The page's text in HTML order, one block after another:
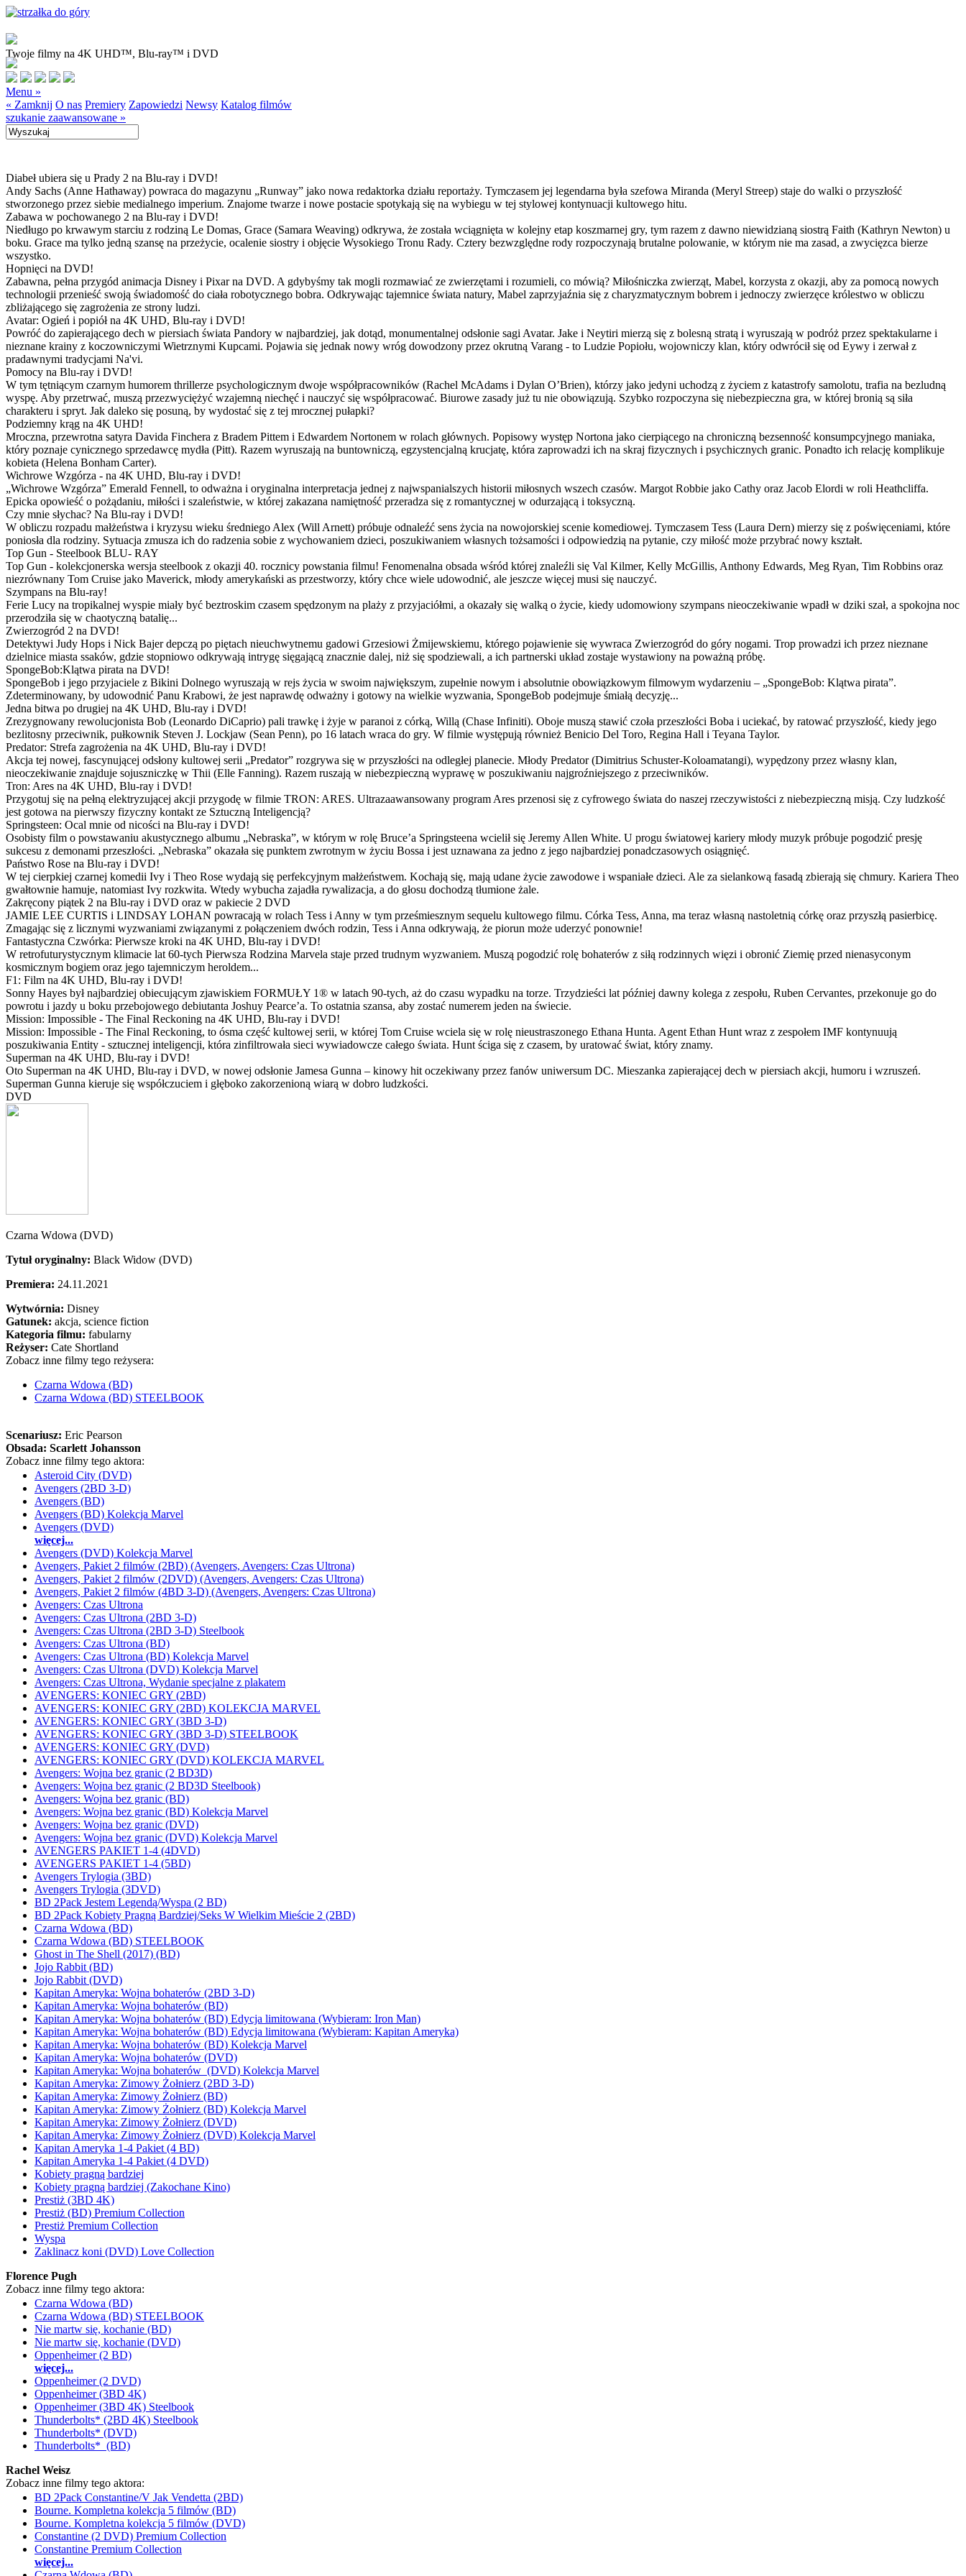
Twoje filmy na 4K UHD™, Blu-ray™ i DVD
Menu »
« Zamknij O nas Premiery Zapowiedzi Newsy Katalog filmów
szukanie zaawansowane »
Diabeł ubiera się u Prady 2 na Blu-ray i DVD!
Andy Sachs (Anne Hathaway) powraca do magazynu „Runway” jako nowa redaktorka działu reportaży. Tymczasem jej legendarna była szefowa Miranda (Meryl Streep) staje do walki o przyszłość
stworzonego przez siebie medialnego imperium. Znajome twarze i nowe postacie spotykają się na wybiegu w tej stylowej kontynuacji kultowego hitu.
Zabawa w pochowanego 2 na Blu-ray i DVD!
Niedługo po krwawym starciu z rodziną Le Domas, Grace (Samara Weaving) odkrywa, że została wciągnięta w kolejny etap koszmarnej gry, tym razem z dawno niewidzianą siostrą Faith (Kathryn Newton) u
boku. Grace ma tylko jedną szansę na przeżycie, ocalenie siostry i objęcie Wysokiego Tronu Rady. Cztery bezwzględne rody rozpoczynają brutalne polowanie, w którym nie ma zasad, a zwycięzca bierze
wszystko.
Hopnięci na DVD!
Zabawna, pełna przygód animacja Disney i Pixar na DVD. A gdybyśmy tak mogli rozmawiać ze zwierzętami i rozumieli, co mówią? Miłośniczka zwierząt, Mabel, korzysta z okazji, aby za pomocą nowych
technologii przenieść swoją świadomość do ciała robotycznego bobra. Odkrywając tajemnice świata natury, Mabel zaprzyjaźnia się z charyzmatycznym bobrem i jednoczy zwierzęce królestwo w obliczu
zbliżającego się zagrożenia ze strony ludzi.
Avatar: Ogień i popiół na 4K UHD, Blu-ray i DVD!
Powróć do zapierającego dech w piersiach świata Pandory w najbardziej, jak dotąd, monumentalnej odsłonie sagi Avatar. Jake i Neytiri mierzą się z bolesną stratą i wyruszają w podróż przez spektakularne i
nieznane krainy z koczowniczymi Wietrznymi Kupcami. Pojawia się jednak nowy wróg dowodzony przez okrutną Varang - to Ludzie Popiołu, wojowniczy klan, który odwrócił się od Eywy i zerwał z
pradawnymi tradycjami Na'vi.
Pomocy na Blu-ray i DVD!
W tym tętniącym czarnym humorem thrillerze psychologicznym dwoje współpracowników (Rachel McAdams i Dylan O’Brien), którzy jako jedyni uchodzą z życiem z katastrofy samolotu, trafia na bezludną
wyspę. Aby przetrwać, muszą przezwyciężyć wzajemną niechęć i nauczyć się współpracować. Biurowe zasady już tu nie obowiązują. Szybko rozpoczyna się niebezpieczna gra, w której bronią są siła
charakteru i spryt. Jak daleko się posuną, by wydostać się z tej mrocznej pułapki?
Podziemny krąg na 4K UHD!
Mroczna, przewrotna satyra Davida Finchera z Bradem Pittem i Edwardem Nortonem w rolach głównych. Popisowy występ Nortona jako cierpiącego na chroniczną bezsenność konsumpcyjnego maniaka,
który poznaje cynicznego sprzedawcę mydła (Pitt). Razem wyruszają na buntowniczą, egzystencjalną krucjatę, która zaprowadzi ich na skraj fizycznych i psychicznych granic. Ponadto ich relację komplikuje
kobieta (Helena Bonham Carter).
Wichrowe Wzgórza - na 4K UHD, Blu-ray i DVD!
„Wichrowe Wzgórza” Emerald Fennell, to odważna i oryginalna interpretacja jednej z najwspanialszych historii miłosnych wszech czasów. Margot Robbie jako Cathy oraz Jacob Elordi w roli Heathcliffa.
Epicka opowieść o pożądaniu, miłości i szaleństwie, w której zakazana namiętność przeradza się z romantycznej w odurzającą i toksyczną.
Czy mnie słychac? Na Blu-ray i DVD!
W obliczu rozpadu małżeństwa i kryzysu wieku średniego Alex (Will Arnett) próbuje odnaleźć sens życia na nowojorskiej scenie komediowej. Tymczasem Tess (Laura Dern) mierzy się z poświęceniami, które
poniosła dla rodziny. Sytuacja zmusza ich do radzenia sobie z wychowaniem dzieci, poszukiwaniem własnych tożsamości i odpowiedzią na pytanie, czy miłość może przybrać nowy kształt.
Top Gun - Steelbook BLU- RAY
Top Gun - kolekcjonerska wersja steelbook z okazji 40. rocznicy powstania filmu! Fenomenalna obsada wśród której znaleźli się Val Kilmer, Kelly McGillis, Anthony Edwards, Meg Ryan, Tim Robbins oraz
niezrównany Tom Cruise jako Maverick, młody amerykański as przestworzy, który chce wiele udowodnić, ale jeszcze więcej musi się nauczyć.
Szympans na Blu-ray!
Ferie Lucy na tropikalnej wyspie miały być beztroskim czasem spędzonym na plaży z przyjaciółmi, a okazały się walką o życie, kiedy udomowiony szympans nieoczekiwanie wpadł w dziki szał, a spokojna noc
przerodziła się w chaotyczną batalię...
Zwierzogród 2 na DVD!
Detektywi Judy Hops i Nick Bajer depczą po piętach nieuchwytnemu gadowi Grzesiowi Żmijewskiemu, którego pojawienie się wywraca Zwierzogród do góry nogami. Trop prowadzi ich przez nieznane
dzielnice miasta ssaków, gdzie stopniowo odkrywają intrygę sięgającą znacznie dalej, niż się spodziewali, a ich partnerski układ zostaje wystawiony na poważną próbę.
SpongeBob:Klątwa pirata na DVD!
SpongeBob i jego przyjaciele z Bikini Dolnego wyruszają w rejs życia w swoim największym, zupełnie nowym i absolutnie obowiązkowym filmowym wydarzeniu – „SpongeBob: Klątwa pirata”.
Zdeterminowany, by udowodnić Panu Krabowi, że jest naprawdę odważny i gotowy na wielkie wyzwania, SpongeBob podejmuje śmiałą decyzję...
Jedna bitwa po drugiej na 4K UHD, Blu-ray i DVD!
Zrezygnowany rewolucjonista Bob (Leonardo DiCaprio) pali trawkę i żyje w paranoi z córką, Willą (Chase Infiniti). Oboje muszą stawić czoła przeszłości Boba i uciekać, by ratować przyszłość, kiedy jego
bezlitosny przeciwnik, pułkownik Steven J. Lockjaw (Sean Penn), po 16 latach wraca do gry. W filmie występują również Benicio Del Toro, Regina Hall i Teyana Taylor.
Predator: Strefa zagrożenia na 4K UHD, Blu-ray i DVD!
Akcja tej nowej, fascynującej odsłony kultowej serii „Predator” rozgrywa się w przyszłości na odległej planecie. Młody Predator (Dimitrius Schuster-Koloamatangi), wypędzony przez własny klan,
nieoczekiwanie znajduje sojuszniczkę w Thii (Elle Fanning). Razem ruszają w niebezpieczną wyprawę w poszukiwaniu najgroźniejszego z przeciwników.
Tron: Ares na 4K UHD, Blu-ray i DVD!
Przygotuj się na pełną elektryzującej akcji przygodę w filmie TRON: ARES. Ultrazaawansowany program Ares przenosi się z cyfrowego świata do naszej rzeczywistości z niebezpieczną misją. Czy ludzkość
jest gotowa na pierwszy fizyczny kontakt ze Sztuczną Inteligencją?
Springsteen: Ocal mnie od nicości na Blu-ray i DVD!
Osobisty film o powstawaniu akustycznego albumu „Nebraska”, w którym w rolę Bruce’a Springsteena wcielił się Jeremy Allen White. U progu światowej kariery młody muzyk próbuje pogodzić presję
sukcesu z demonami przeszłości. „Nebraska” okazała się punktem zwrotnym w życiu Bossa i jest uznawana za jedno z jego najbardziej ponadczasowych osiągnięć.
Państwo Rose na Blu-ray i DVD!
W tej cierpkiej czarnej komedii Ivy i Theo Rose wydają się perfekcyjnym małżeństwem. Kochają się, mają udane życie zawodowe i wspaniałe dzieci. Ale za sielankową fasadą zbierają się chmury. Kariera Theo
gwałtownie hamuje, natomiast Ivy rozkwita. Wtedy wybucha zajadła rywalizacja, a do głosu dochodzą tłumione żale.
Zakręcony piątek 2 na Blu-ray i DVD oraz w pakiecie 2 DVD
JAMIE LEE CURTIS i LINDSAY LOHAN powracają w rolach Tess i Anny w tym prześmiesznym sequelu kultowego filmu. Córka Tess, Anna, ma teraz własną nastoletnią córkę oraz przyszłą pasierbicę.
Zmagając się z licznymi wyzwaniami związanymi z połączeniem dwóch rodzin, Tess i Anna odkrywają, że piorun może uderzyć ponownie!
Fantastyczna Czwórka: Pierwsze kroki na 4K UHD, Blu-ray i DVD!
W retrofuturystycznym klimacie lat 60-tych Pierwsza Rodzina Marvela staje przed trudnym wyzwaniem. Muszą pogodzić rolę bohaterów z siłą rodzinnych więzi i obronić Ziemię przed nienasyconym
kosmicznym bogiem oraz jego tajemniczym heroldem...
F1: Film na 4K UHD, Blu-ray i DVD!
Sonny Hayes był najbardziej obiecującym zjawiskiem FORMUŁY 1® w latach 90-tych, aż do czasu wypadku na torze. Trzydzieści lat później dawny kolega z zespołu, Ruben Cervantes, przekonuje go do
powrotu i jazdy u boku przebojowego debiutanta Joshuy Pearce’a. To ostatnia szansa, aby zostać numerem jeden na świecie.
Mission: Impossible - The Final Reckoning na 4K UHD, Blu-ray i DVD!
Mission: Impossible - The Final Reckoning, to ósma część kultowej serii, w której Tom Cruise wciela się w rolę nieustraszonego Ethana Hunta. Agent Ethan Hunt wraz z zespołem IMF kontynuują
poszukiwania Entity - sztucznej inteligencji, która zinfiltrowała sieci wywiadowcze całego świata. Hunt ściga się z czasem, by uratować świat, który znamy.
Superman na 4K UHD, Blu-ray i DVD!
Oto Superman na 4K UHD, Blu-ray i DVD, w nowej odsłonie Jamesa Gunna – kinowy hit oczekiwany przez fanów uniwersum DC. Mieszanka zapierającej dech w piersiach akcji, humoru i wzruszeń.
Superman Gunna kieruje się współczuciem i głęboko zakorzenioną wiarą w dobro ludzkości.
DVD
Czarna Wdowa (DVD)
Tytuł oryginalny: Black Widow (DVD)
Premiera: 24.11.2021
Wytwórnia: Disney
Gatunek: akcja, science fiction
Kategoria filmu: fabularny
Reżyser: Cate Shortland
Zobacz inne filmy tego reżysera:
Czarna Wdowa (BD)
Czarna Wdowa (BD) STEELBOOK
Scenariusz: Eric Pearson
Obsada: Scarlett Johansson
Zobacz inne filmy tego aktora:
Asteroid City (DVD)
Avengers (2BD 3-D)
Avengers (BD)
Avengers (BD) Kolekcja Marvel
Avengers (DVD)
więcej...
Avengers (DVD) Kolekcja Marvel
Avengers, Pakiet 2 filmów (2BD) (Avengers, Avengers: Czas Ultrona)
Avengers, Pakiet 2 filmów (2DVD) (Avengers, Avengers: Czas Ultrona)
Avengers, Pakiet 2 filmów (4BD 3-D) (Avengers, Avengers: Czas Ultrona)
Avengers: Czas Ultrona
Avengers: Czas Ultrona (2BD 3-D)
Avengers: Czas Ultrona (2BD 3-D) Steelbook
Avengers: Czas Ultrona (BD)
Avengers: Czas Ultrona (BD) Kolekcja Marvel
Avengers: Czas Ultrona (DVD) Kolekcja Marvel
Avengers: Czas Ultrona, Wydanie specjalne z plakatem
AVENGERS: KONIEC GRY (2BD)
AVENGERS: KONIEC GRY (2BD) KOLEKCJA MARVEL
AVENGERS: KONIEC GRY (3BD 3-D)
AVENGERS: KONIEC GRY (3BD 3-D) STEELBOOK
AVENGERS: KONIEC GRY (DVD)
AVENGERS: KONIEC GRY (DVD) KOLEKCJA MARVEL
Avengers: Wojna bez granic (2 BD3D)
Avengers: Wojna bez granic (2 BD3D Steelbook)
Avengers: Wojna bez granic (BD)
Avengers: Wojna bez granic (BD) Kolekcja Marvel
Avengers: Wojna bez granic (DVD)
Avengers: Wojna bez granic (DVD) Kolekcja Marvel
AVENGERS PAKIET 1-4 (4DVD)
AVENGERS PAKIET 1-4 (5BD)
Avengers Trylogia (3BD)
Avengers Trylogia (3DVD)
BD 2Pack Jestem Legendą/Wyspa (2 BD)
BD 2Pack Kobiety Pragną Bardziej/Seks W Wielkim Mieście 2 (2BD)
Czarna Wdowa (BD)
Czarna Wdowa (BD) STEELBOOK
Ghost in The Shell (2017) (BD)
Jojo Rabbit (BD)
Jojo Rabbit (DVD)
Kapitan Ameryka: Wojna bohaterów (2BD 3-D)
Kapitan Ameryka: Wojna bohaterów (BD)
Kapitan Ameryka: Wojna bohaterów (BD) Edycja limitowana (Wybieram: Iron Man)
Kapitan Ameryka: Wojna bohaterów (BD) Edycja limitowana (Wybieram: Kapitan Ameryka)
Kapitan Ameryka: Wojna bohaterów (BD) Kolekcja Marvel
Kapitan Ameryka: Wojna bohaterów (DVD)
Kapitan Ameryka: Wojna bohaterów (DVD) Kolekcja Marvel
Kapitan Ameryka: Zimowy Żołnierz (2BD 3-D)
Kapitan Ameryka: Zimowy Żołnierz (BD)
Kapitan Ameryka: Zimowy Żołnierz (BD) Kolekcja Marvel
Kapitan Ameryka: Zimowy Żołnierz (DVD)
Kapitan Ameryka: Zimowy Żołnierz (DVD) Kolekcja Marvel
Kapitan Ameryka 1-4 Pakiet (4 BD)
Kapitan Ameryka 1-4 Pakiet (4 DVD)
Kobiety pragną bardziej
Kobiety pragną bardziej (Zakochane Kino)
Prestiż (3BD 4K)
Prestiż (BD) Premium Collection
Prestiż Premium Collection
Wyspa
Zaklinacz koni (DVD) Love Collection
Florence Pugh
Zobacz inne filmy tego aktora:
Czarna Wdowa (BD)
Czarna Wdowa (BD) STEELBOOK
Nie martw się, kochanie (BD)
Nie martw się, kochanie (DVD)
Oppenheimer (2 BD)
więcej...
Oppenheimer (2 DVD)
Oppenheimer (3BD 4K)
Oppenheimer (3BD 4K) Steelbook
Thunderbolts* (2BD 4K) Steelbook
Thunderbolts* (DVD)
Thunderbolts* (BD)
Rachel Weisz
Zobacz inne filmy tego aktora:
BD 2Pack Constantine/V Jak Vendetta (2BD)
Bourne. Kompletna kolekcja 5 filmów (BD)
Bourne. Kompletna kolekcja 5 filmów (DVD)
Constantine (2 DVD) Premium Collection
Constantine Premium Collection
więcej...